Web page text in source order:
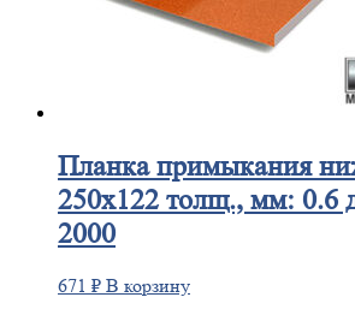
Планкапримыкания
250х122 толщ., мм: 0.6
2000
671 ₽ В корзину